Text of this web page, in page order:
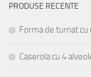
PRODUSE RECENTE
Forma de turnat
Caserola cu 4